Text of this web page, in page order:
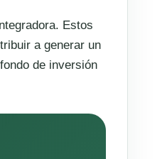
Estos
a generar un
de inversión